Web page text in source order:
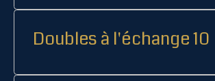
Doubles à l'échange 10